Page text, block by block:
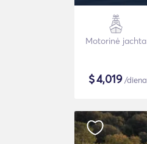
Motorinė jachta
$4,019/diena